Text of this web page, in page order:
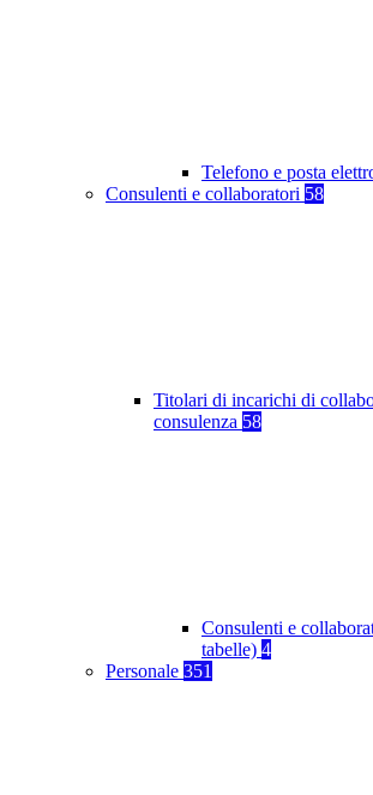
Telefono e posta
Consulenti e collaboratori 58
Titolari di incarichi di
consulenza 58
Consulenti e
tabelle) 4
Personale 351